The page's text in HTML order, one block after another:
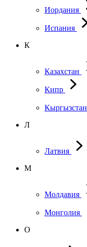
Иордания
Испания
К
Казахстан
Кипр
Кыргызстан
Л
Латвия
М
Молдавия
Монголия
О